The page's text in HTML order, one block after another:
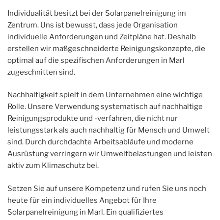
Individualität besitzt bei der Solarpanelreinigung im
Zentrum. Uns ist bewusst, dass jede Organisation
individuelle Anforderungen und Zeitpläne hat. Deshalb
erstellen wir maßgeschneiderte Reinigungskonzepte, die
optimal auf die spezifischen Anforderungen in Marl
zugeschnitten sind.
Nachhaltigkeit spielt in dem Unternehmen eine wichtige
Rolle. Unsere Verwendung systematisch auf nachhaltige
Reinigungsprodukte und -verfahren, die nicht nur
leistungsstark als auch nachhaltig für Mensch und Umwelt
sind. Durch durchdachte Arbeitsabläufe und moderne
Ausrüstung verringern wir Umweltbelastungen und leisten
aktiv zum Klimaschutz bei.
Setzen Sie auf unsere Kompetenz und rufen Sie uns noch
heute für ein individuelles Angebot für Ihre
Solarpanelreinigung in Marl. Ein qualifiziertes